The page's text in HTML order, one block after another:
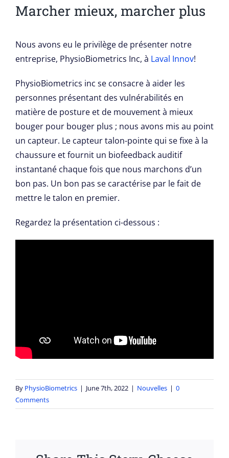
Créez vos EMA et biométrie
Ressources
Recherche
Notre équipe
Nouvelles
FAQ
Image
Marcher mieux, marcher plus
Nous avons eu le privilège de présenter notre
entreprise, PhysioBiometrics Inc, à Laval Innov!
PhysioBiometrics inc se consacre à aider les
personnes présentant des vulnérabilités en
matière de posture et de mouvement à mieux
bouger pour bouger plus ; nous avons mis au point
un capteur. Le capteur talon-pointe qui se fixe à la
chaussure et fournit un biofeedback auditif
instantané chaque fois que nous marchons d’un
bon pas. Un bon pas se caractérise par le fait de
mettre le talon en premier.
Regardez la présentation ci-dessous :
By PhysioBiometrics | June 7th, 2022 | Nouvelles | 0
Comments